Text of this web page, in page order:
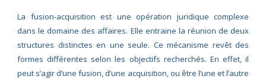
La fusion-acquisition est une opération juridique complexe
dans le domaine des affaires. Elle entraine la réunion de deux
structures distinctes en une seule. Ce mécanisme revêt des
formes différentes selon les objectifs recherchés. En effet, il
peut s’agir d’une fusion, d’une acquisition, ou être l’une et l’autre